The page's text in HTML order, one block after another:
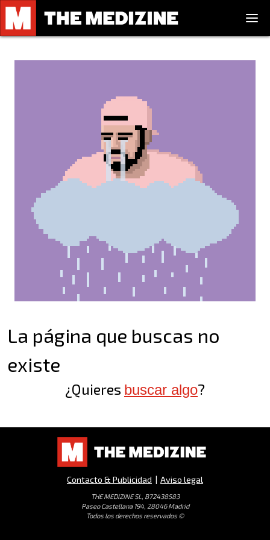
La página que buscas no
existe
¿Quieres buscar algo?
Contacto & Publicidad | Aviso legal
THE MEDIZINE SL, B72438583
Paseo Castellana 194, 28046 Madrid
Todos los derechos reservados ©